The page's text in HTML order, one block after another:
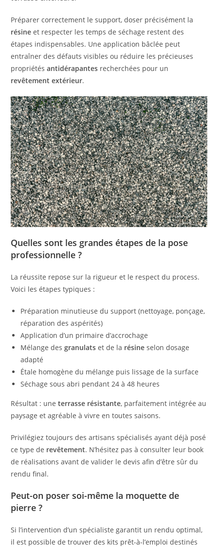
Préparer correctement le support, doser précisément la
résine et respecter les temps de séchage restent des
étapes indispensables. Une application bâclée peut
entraîner des défauts visibles ou réduire les précieuses
propriétésantidérapantes recherchées pour un
revêtement extérieur.
Quelles sont les grandes étapes de la pose
professionnelle ?
La réussite repose sur la rigueur et le respect du process.
Voici les étapes typiques :
Préparation minutieuse du support (nettoyage, ponçage,
réparation des aspérités)
Application d’un primaire d’accrochage
Mélange desgranulats et de la résine selon dosage
adapté
Étale homogène du mélange puis lissage de la surface
Séchage sous abri pendant 24 à 48 heures
Résultat : uneterrasse résistante, parfaitement intégrée au
paysage et agréable à vivre en toutes saisons.
Privilégiez toujours des artisans spécialisés ayant déjà posé
ce type de revêtement. N’hésitez pas à consulter leur book
de réalisations avant de valider le devis afin d’être sûr du
rendu final.
Peut-on poser soi-même la moquette de
pierre ?
Si l’intervention d’un spécialiste garantit un rendu optimal,
il est possible de trouver des kits prêt-à-l’emploi destinés